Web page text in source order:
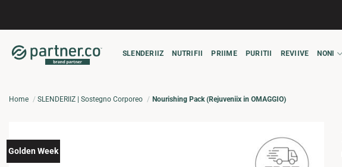
SLENDERIIZ NUTRIFII PRIIME PURITII REVIIVE NONI
Home SLENDERIIZ | Sostegno Corporeo Nourishing Pack (Rejuveniix in OMAGGIO)
Golden Week